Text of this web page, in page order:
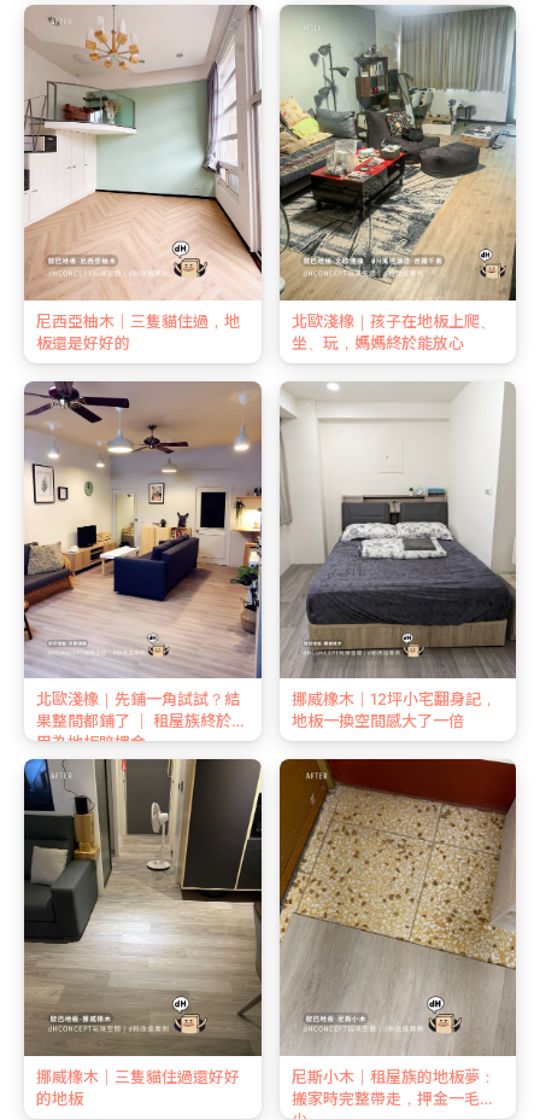
尼西亞柚木｜三隻貓住過，地
板還是好好的
北歐淺橡｜孩子在地板上爬、
坐、玩，媽媽終於能放心
北歐淺橡｜先鋪一角試試？結
果整間都鋪了 ｜ 租屋族終於不
用為地板賠押金
挪威橡木｜12坪小宅翻身記，
地板一換空間感大了一倍
挪威橡木｜三隻貓住過還好好
的地板
尼斯小木｜租屋族的地板夢：
搬家時完整帶走，押金一毛不